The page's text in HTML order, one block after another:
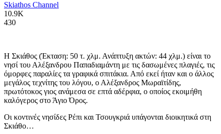
Skiathos Channel
10.9K
430
Η Σκιάθος (Έκταση: 50 τ. χλμ. Ανάπτυξη ακτών: 44 χλμ.) είναι το
νησί του Αλέξανδρου Παπαδιαμάντη με τις δασωμένες πλαγιές, τις
όμορφες παραλίες τα γραφικά σπιτάκια. Από εκεί ήταν και ο άλλος
μεγάλος τεχνίτης του λόγου, ο Αλέξανδρος Μωραϊτίδης,
πρωτότοκος γιος ανάμεσα σε επτά αδέρφια, ο οποίος εκοιμήθη
καλόγερος στο Άγιο Όρος.
Οι κοντινές νησίδες Ρέπι και Τσουγκριά υπάγονται διοικητικά στη
Σκιάθο…